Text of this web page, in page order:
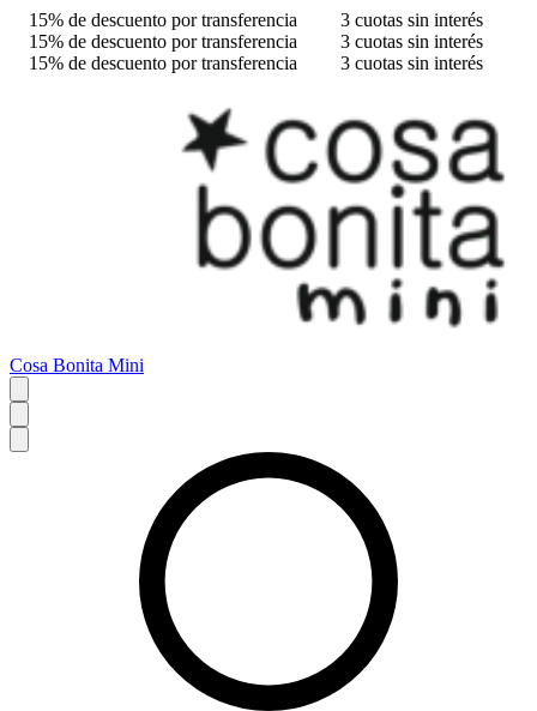
15% de descuento por transferencia
3 cuotas sin interés
15% de descuento por transferencia
3 cuotas sin interés
15% de descuento por transferencia
3 cuotas sin interés
Cosa Bonita Mini